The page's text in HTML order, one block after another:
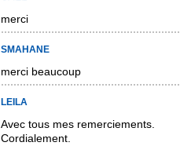
merci
SMAHANE
merci beaucoup
LEILA
Avec tous mes remerciements.
Cordialement.